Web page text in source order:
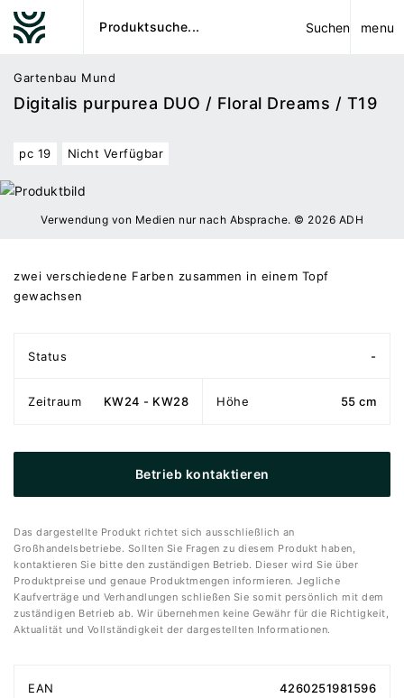
Suchen menu
Gartenbau Mund
Digitalis purpurea DUO / Floral Dreams / T19
pc 19 Nicht Verfügbar
Verwendung von Medien nur nach Absprache. © 2026 ADH
zwei verschiedene Farben zusammen in einem Topf
gewachsen
Status -
Zeitraum KW24 - KW28 Höhe 55 cm
Betrieb kontaktieren
Das dargestellte Produkt richtet sich ausschließlich an
Großhandelsbetriebe. Sollten Sie Fragen zu diesem Produkt haben,
kontaktieren Sie bitte den zuständigen Betrieb. Dieser wird Sie über
Produktpreise und genaue Produktmengen informieren. Jegliche
Kaufverträge und Verhandlungen schließen Sie somit persönlich mit dem
zuständigen Betrieb ab. Wir übernehmen keine Gewähr für die Richtigkeit,
Aktualität und Vollständigkeit der dargestellten Informationen.
EAN 4260251981596